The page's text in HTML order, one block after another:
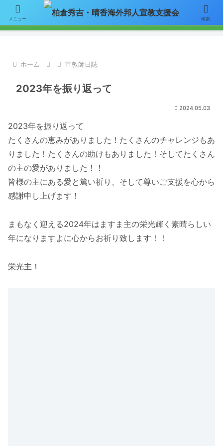
【お知らせ】ニュースレターのメールによる配信をご希望の方はここをク
リックして「お問い合わせ」フォームからアドレスをご連絡下さい。
ホーム 宣教師日誌
2023年を振り返って
2024.05.03
2023年を振り返って
たくさんの恵みがありました！たくさんのチャレンジもあ
りました！たくさんの助けもありました！そしてたくさん
の主の愛がありました！！
皆様の主にある愛と篤い祈り、そして尊いご支援を心から
感謝申し上げます！
まもなく迎える2024年はますま主の栄光輝く素晴らしい
年になりますよに心からお祈り致します！！
栄光主！
メニュー 検索